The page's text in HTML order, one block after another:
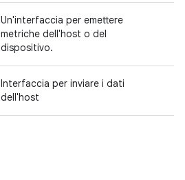
Un'interfaccia per emettere
metriche dell'host o del
dispositivo.
Interfaccia per inviare i dati
dell'host